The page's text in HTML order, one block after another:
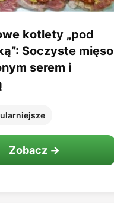
kotlety „pod
Soczyste mięso
serem i
Zobacz →